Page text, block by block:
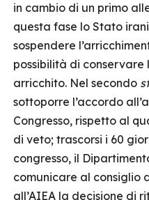
in cambio di un primo
questa fase lo Stato
sospendere
possibilità di conservare
arricchito. Nel secondo
sottoporre l’accordo
Congresso, rispetto al
di veto; trascorsi i 60
congresso, il
comunicare al consiglio
all’AIEA la decisione di